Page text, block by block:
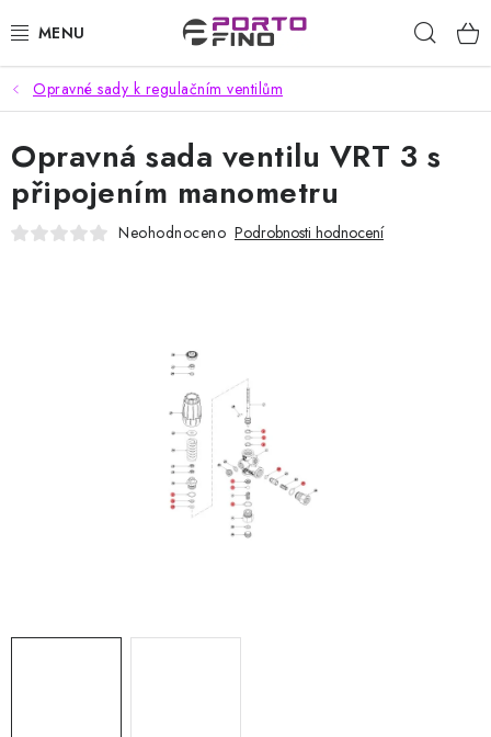
na
CHEMIE A PÉČE O VOZIDLA
PŘÍSLUŠENSTVÍ A ND K AUTOMYČKÁM
VYSOKOTLAKÉ A ČISTÍCÍ STROJE
DOMÁCNOST A ZAHRADA
CHEMIE - BEZKONTAKTNÍ MYČKY
HODNOCENÍ OBCHODU
Opravné sady k regulačním ventilům
Opravná sada ventilu VRT 3 s
připojením manometru
Neohodnoceno Podrobnosti hodnocení